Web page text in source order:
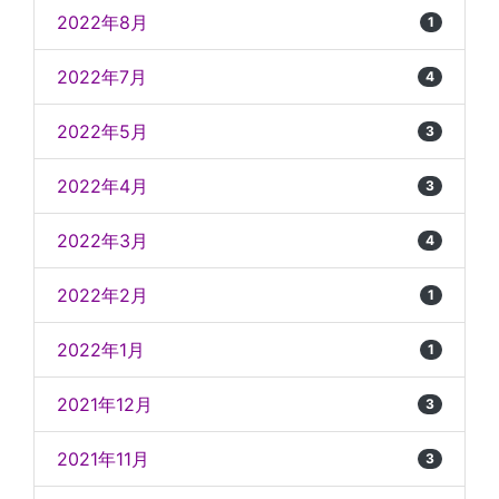
2022年8月 1
2022年7月 4
2022年5月 3
2022年4月 3
2022年3月 4
2022年2月 1
2022年1月 1
2021年12月 3
2021年11月 3